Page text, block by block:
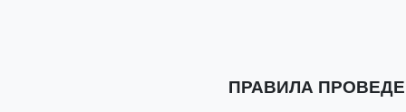
ПРАВИЛА